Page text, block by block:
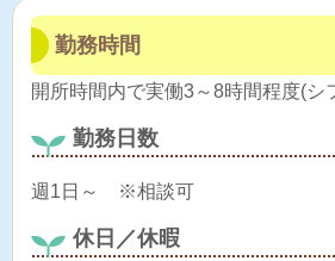
勤務時間
開所時間内で実働3～8時間程度(シ
勤務日数
週1日～ ※相談可
休日／休暇